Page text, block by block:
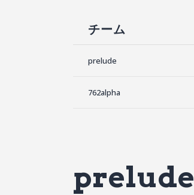
チーム
prelude
762alpha
prelude